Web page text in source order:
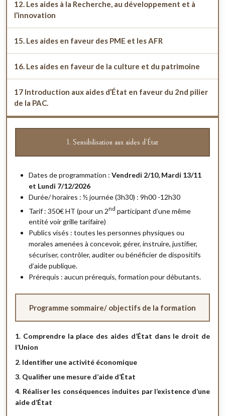
12. Les aides à la Recherche, au développement et à
l’innovation
15. Les aides en faveur des PME et les AFR
16. Les aides en faveur de la culture et du patrimoine
17 Introduction aux aides d’État en faveur du 2nd pilier
de la PAC.
1. Sensibilisation aux aides d’État
Dates de programmation : Vendredi 2/10, Mardi 13/11
et Lundi 7/12/2026
Durée/ horaires : ½ journée (3h30) : 9h00 -12h30
Tarif : 350€ HT (pour un 2nd participant d’une même
entité voir grille tarifaire)
Publics visés : toutes les personnes physiques ou
morales amenées à concevoir, gérer, instruire, justifier,
sécuriser, contrôler, auditer ou bénéficier de dispositifs
d’aide publique.
Prérequis : aucun prérequis, formation pour débutants.
Programme sommaire/ objectifs de la formation
1. Comprendre la place des aides d’État dans le droit de
l’Union
2. Identifier une activité économique
3. Qualifier une mesure d’aide d’État
4. Réaliser les conséquences induites par l’existence d’une
aide d’État